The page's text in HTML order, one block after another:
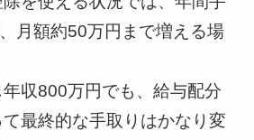
月額約50万円まで増える場
収800万円でも、給与配分
最終的な手取りはかなり変